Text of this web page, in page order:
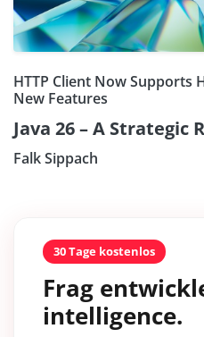
HTTP Client Now Supports
New Features
Java 26 – A Strategic
Falk Sippach
30 Tage kostenlos
Frag
intelligence.